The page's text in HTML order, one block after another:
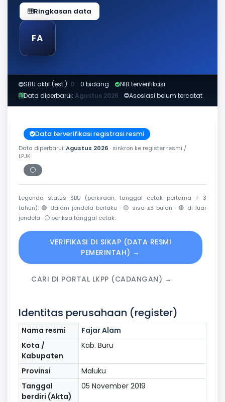
Ringkasan data
FA
SBU aktif (est.): 0 · 0 bidang
NIB terverifikasi
Data diperbarui: Agustus 2026 Asosiasi belum tercatat
Data terverifikasi registrasi resmi
Data diperbarui:Agustus 2026 · sinkron ke register resmi /
LPJK
⚪
Periksa tanggal cetak
Legenda status SBU (perkiraan, tanggal cetak pertama + 3
tahun): 🟢 dalam jendela berlaku · 🟡 sisa ≤3 bulan · 🔴 di luar
jendela · ⚪ periksa tanggal cetak.
VERIFIKASI DI SIKAP (DATA RESMI
PEMERINTAH) →
CARI DI PORTAL LKPP (CADANGAN) →
Identitas perusahaan (register)
Nama resmi
Fajar Alam
Kota /
Kabupaten
Kab. Buru
Provinsi
Maluku
Tanggal
berdiri (Akta)
05 November 2019